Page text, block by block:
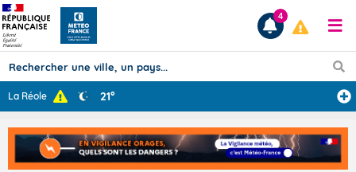
Prévisions
TOUS LES RÉSULTATS
4
La Réole 21°